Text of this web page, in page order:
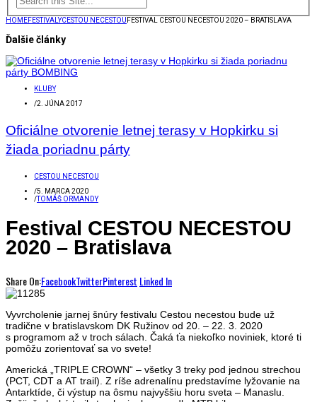
HOMEFESTIVALYCESTOU NECESTOU FESTIVAL CESTOU NECESTOU 2020 – BRATISLAVA
Ďalšie články
KLUBY
/2. JÚNA 2017
Oficiálne otvorenie letnej terasy v Hopkirku si
žiada poriadnu párty
CESTOU NECESTOU
/5. MARCA 2020
/TOMÁŠ ORMANDY
Festival CESTOU NECESTOU
2020 – Bratislava
Share On:FacebookTwitterPinterest Linked In
Vyvrcholenie jarnej šnúry festivalu Cestou necestou bude už
tradične v bratislavskom DK Ružinov od 20. – 22. 3. 2020
s programom až v troch sálach. Čaká ťa niekoľko noviniek, ktoré ti
pomôžu zorientovať sa vo svete!
Americká „TRIPLE CROWN“ – všetky 3 treky pod jednou strechou
(PCT, CDT a AT trail). Z ríše adrenalínu predstavíme lyžovanie na
Antarktíde, či výstup na ôsmu najvyššiu horu sveta – Manaslu.